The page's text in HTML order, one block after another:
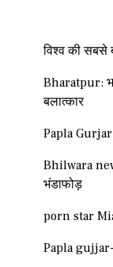
विश्व की सबसे
Bharatpur:
बलात्कार
Papla Gurjar
Bhilwara
भंडाफोड़
porn star
Papla gujjar-